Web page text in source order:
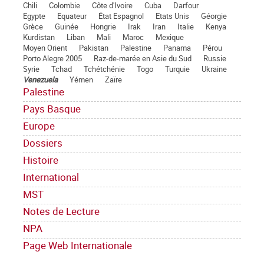
Chili
Colombie Côte d'Ivoire Cuba
Darfour
Egypte
Equateur État Espagnol Etats Unis
Géorgie
Grèce
Guinée Hongrie Irak Iran Italie
Kenya
Kurdistan
Liban Mali Maroc
Mexique
Moyen Orient
Pakistan Palestine Panama
Pérou
Porto Alegre 2005
Raz-de-marée en Asie du Sud
Russie
Syrie
Tchad Tchétchénie Togo Turquie
Ukraine
Venezuela
Yémen Zaïre
Palestine
Pays Basque
Europe
Dossiers
Histoire
International
MST
Notes de Lecture
NPA
Page Web Internationale